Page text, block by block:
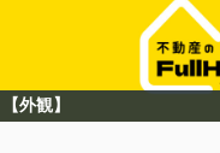
【外観】